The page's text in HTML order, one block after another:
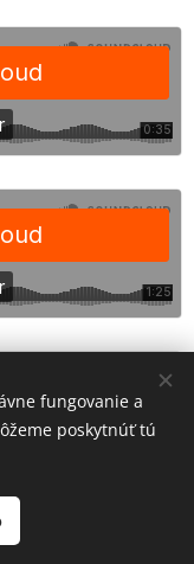
fungovanie a
poskytnúť tú